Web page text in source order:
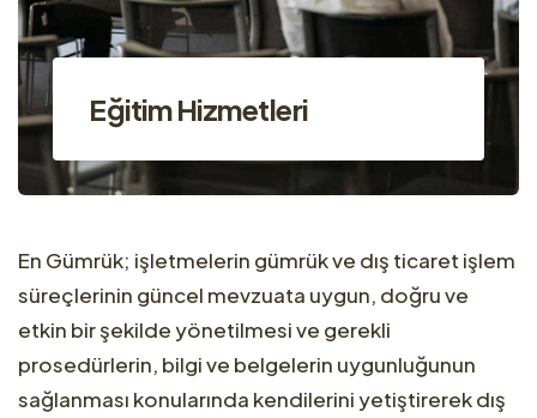
Eğitim Hizmetleri
En Gümrük; işletmelerin gümrük ve dış ticaret işlem
süreçlerinin güncel mevzuata uygun, doğru ve
etkin bir şekilde yönetilmesi ve gerekli
prosedürlerin, bilgi ve belgelerin uygunluğunun
sağlanması konularında kendilerini yetiştirerek dış